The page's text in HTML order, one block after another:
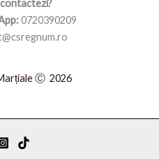
0720390209
Ⓒ 2026